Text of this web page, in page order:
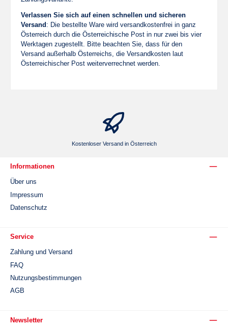
Verlassen Sie sich auf einen schnellen und sicheren
Versand : Die bestellte Ware wird versandkostenfrei in ganz
Österreich durch die Österreichische Post in nur zwei bis vier
Werktagen zugestellt. Bitte beachten Sie, dass für den
Versand außerhalb Österreichs, die Versandkosten laut
Österreichischer Post weiterverrechnet werden.
Kostenloser Versand in Österreich
Informationen
Über uns
Impressum
Datenschutz
Service
Zahlung und Versand
FAQ
Nutzungsbestimmungen
AGB
Newsletter